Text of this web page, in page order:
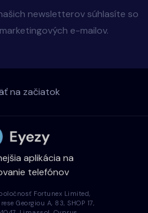
newsletterov súhlasíte so
e-mailov.
na začiatok
aplikácia na
telefónov
Fortunex Limited,
Georgiou A, 83, SHOP 17,